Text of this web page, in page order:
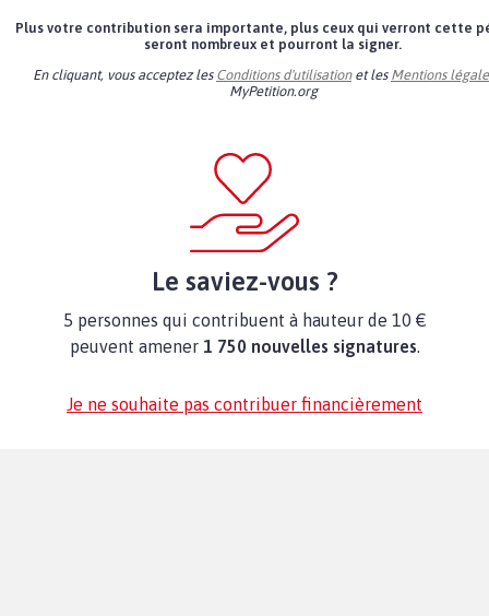
Plus votre contribution sera importante, plus ceux qui verront cette
seront nombreux et pourront la signer.
En cliquant, vous acceptez les Conditions d'utilisationet les Mentions
MyPetition.org
Le saviez-vous ?
5 personnes qui contribuent à hauteur de 10 €
peuvent amener 1 750 nouvelles signatures.
Je ne souhaite pas contribuer financièrement